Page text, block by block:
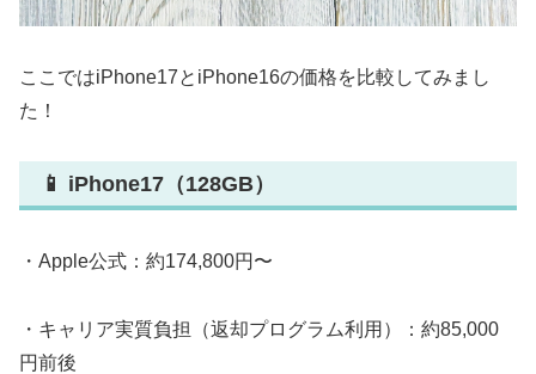
ここではiPhone17とiPhone16の価格を比較してみまし
た！
📱 iPhone17（128GB）
・Apple公式：約174,800円〜
・キャリア実質負担（返却プログラム利用）：約85,000
円前後